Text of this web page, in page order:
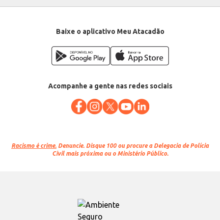
Baixe o aplicativo Meu Atacadão
Acompanhe a gente nas redes sociais
Racismo é crime. Denuncie. Disque 100 ou procure a Delegacia de Polícia
Civil mais próxima ou o Ministério Público.